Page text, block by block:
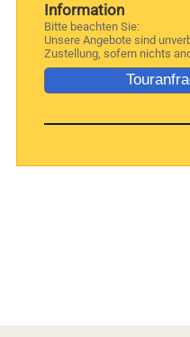
Information
Bitte beachten Sie:
Unsere Angebote sind
Zustellung, sofern nichts